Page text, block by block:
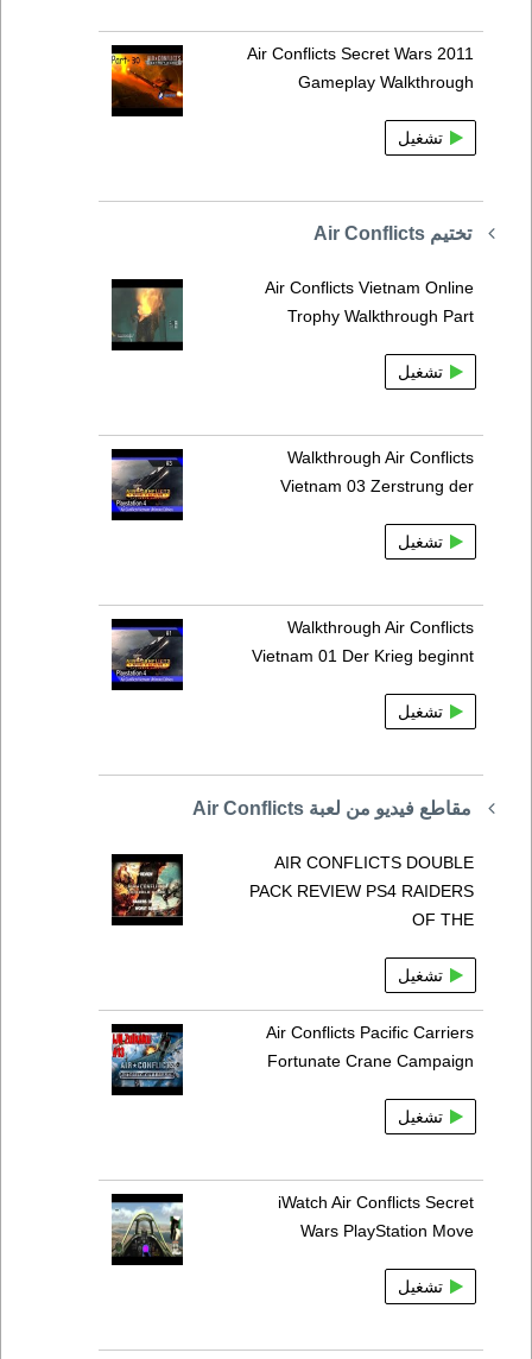
Air Conflicts Secret Wars 2011
Gameplay Walkthrough
تشغيل
تختيم Air Conflicts
Air Conflicts Vietnam Online
Trophy Walkthrough Part
تشغيل
Walkthrough Air Conflicts
Vietnam 03 Zerstrung der
تشغيل
Walkthrough Air Conflicts
Vietnam 01 Der Krieg beginnt
تشغيل
مقاطع فيديو من لعبة Air Conflicts
AIR CONFLICTS DOUBLE
PACK REVIEW PS4 RAIDERS
OF THE
تشغيل
Air Conflicts Pacific Carriers
Fortunate Crane Campaign
تشغيل
iWatch Air Conflicts Secret
Wars PlayStation Move
تشغيل